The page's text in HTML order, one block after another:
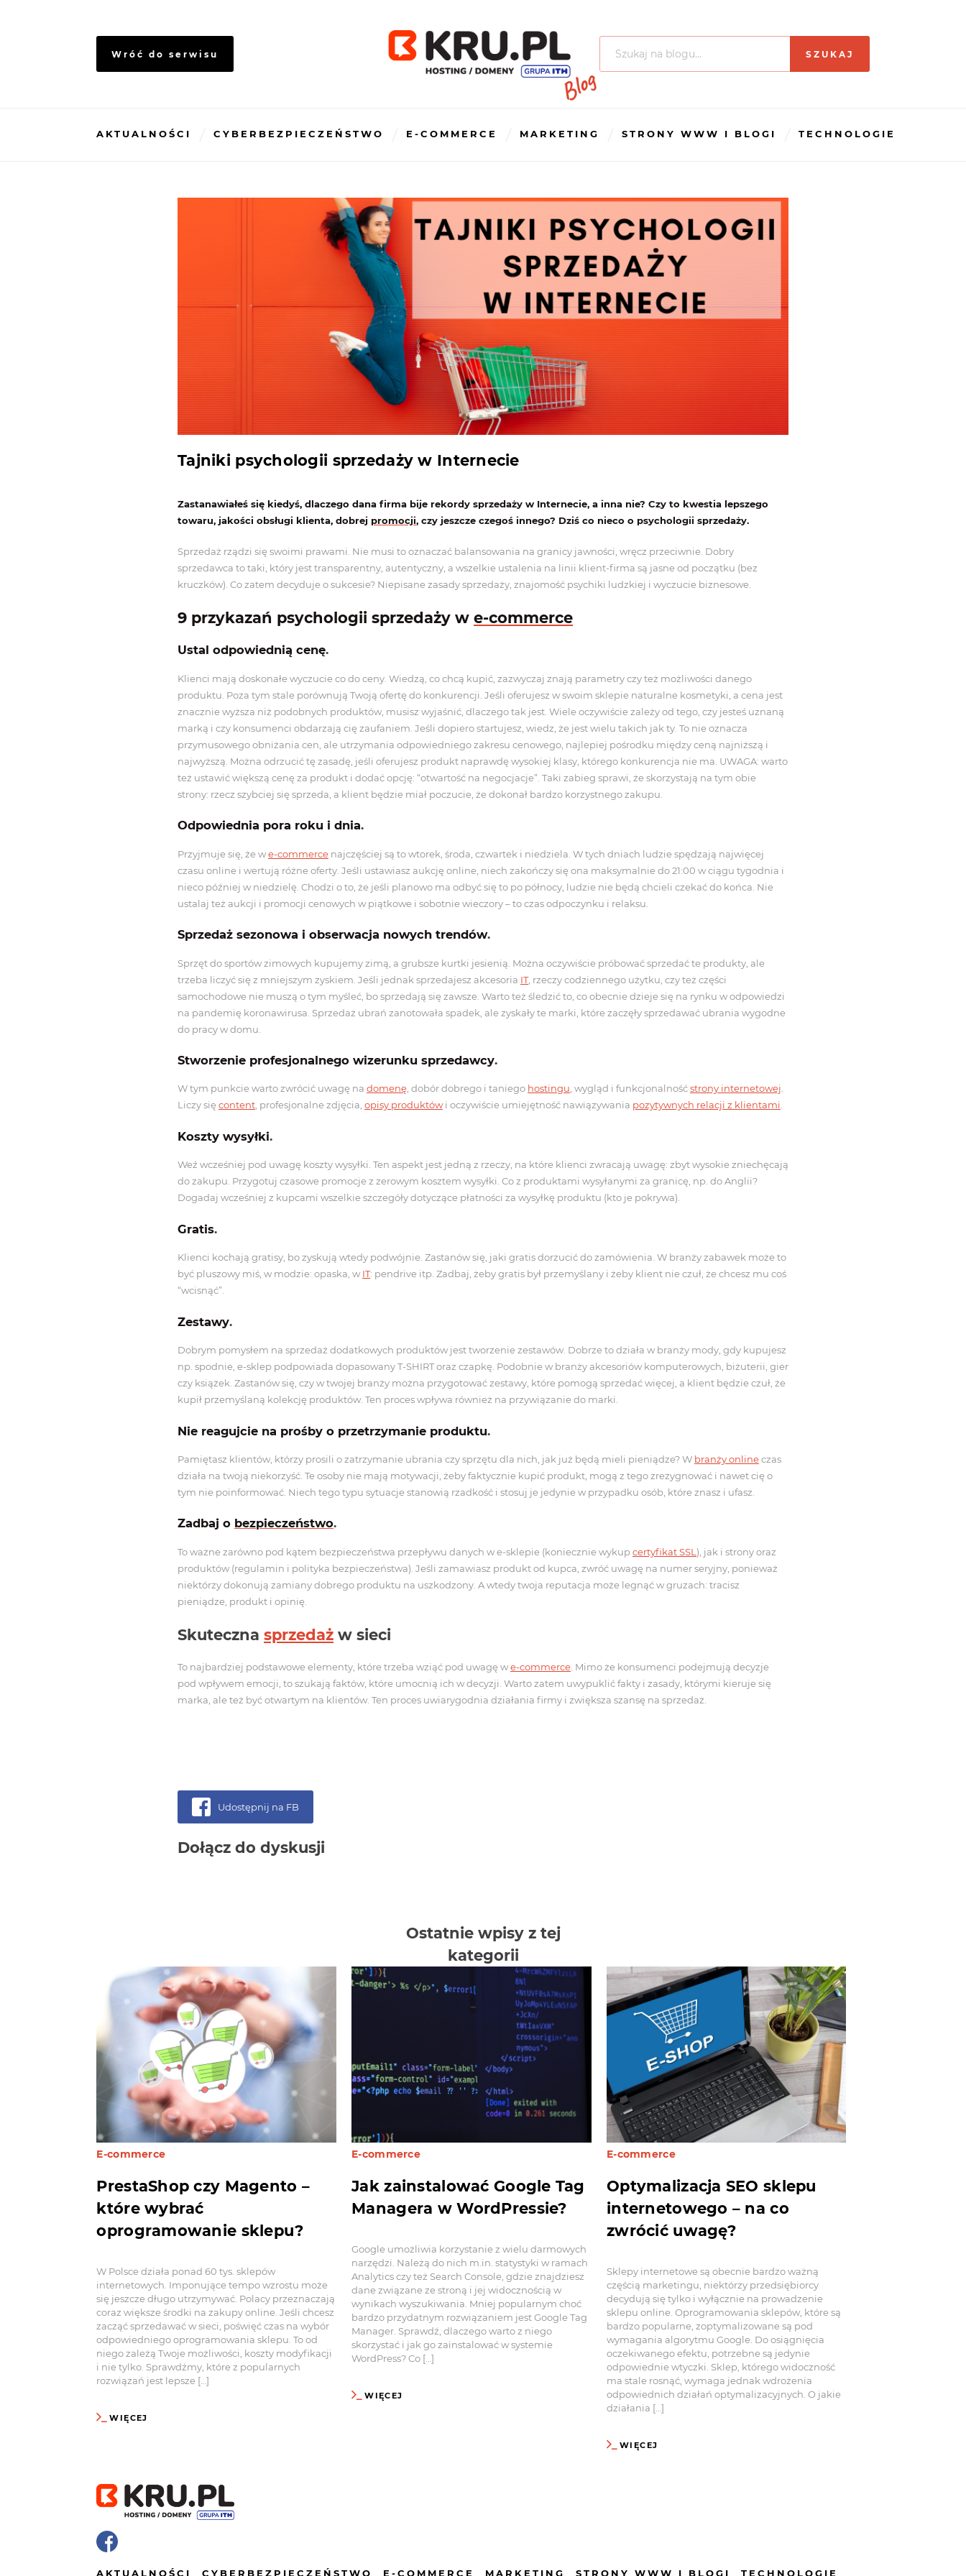
Wróć do serwisu
AKTUALNOŚCI CYBERBEZPIECZEŃSTWO E-COMMERCE MARKETING STRONY WWW I BLOGI TECHNOLOGIE
Tajniki psychologii sprzedaży w Internecie
Zastanawiałeś się kiedyś, dlaczego dana firma bije rekordy sprzedaży w Internecie, a inna nie? Czy to kwestia lepszego
towaru, jakości obsługi klienta, dobrej promocji, czy jeszcze czegoś innego? Dziś co nieco o psychologii sprzedaży.
Sprzedaż rządzi się swoimi prawami. Nie musi to oznaczać balansowania na granicy jawności, wręcz przeciwnie. Dobry
sprzedawca to taki, który jest transparentny, autentyczny, a wszelkie ustalenia na linii klient-firma są jasne od początku (bez
kruczków). Co zatem decyduje o sukcesie? Niepisane zasady sprzedaży, znajomość psychiki ludzkiej i wyczucie biznesowe.
9 przykazań psychologii sprzedaży w e-commerce
Ustal odpowiednią cenę.
Klienci mają doskonałe wyczucie co do ceny. Wiedzą, co chcą kupić, zazwyczaj znają parametry czy też możliwości danego
produktu. Poza tym stale porównują Twoją ofertę do konkurencji. Jeśli oferujesz w swoim sklepie naturalne kosmetyki, a cena jest
znacznie wyższa niż podobnych produktów, musisz wyjaśnić, dlaczego tak jest. Wiele oczywiście zależy od tego, czy jesteś uznaną
marką i czy konsumenci obdarzają cię zaufaniem. Jeśli dopiero startujesz, wiedz, że jest wielu takich jak ty. To nie oznacza
przymusowego obniżania cen, ale utrzymania odpowiedniego zakresu cenowego, najlepiej pośrodku między ceną najniższą i
najwyższą. Można odrzucić tę zasadę, jeśli oferujesz produkt naprawdę wysokiej klasy, którego konkurencja nie ma. UWAGA: warto
też ustawić większą cenę za produkt i dodać opcję: “otwartość na negocjacje”. Taki zabieg sprawi, że skorzystają na tym obie
strony: rzecz szybciej się sprzeda, a klient będzie miał poczucie, że dokonał bardzo korzystnego zakupu.
Odpowiednia pora roku i dnia.
Przyjmuje się, że we-commerce najczęściej są to wtorek, środa, czwartek i niedziela. W tych dniach ludzie spędzają najwięcej
czasu online i wertują różne oferty. Jeśli ustawiasz aukcję online, niech zakończy się ona maksymalnie do 21:00 w ciągu tygodnia i
nieco później w niedzielę. Chodzi o to, że jeśli planowo ma odbyć się to po północy, ludzie nie będą chcieli czekać do końca. Nie
ustalaj też aukcji i promocji cenowych w piątkowe i sobotnie wieczory – to czas odpoczynku i relaksu.
Sprzedaż sezonowa i obserwacja nowych trendów.
Sprzęt do sportów zimowych kupujemy zimą, a grubsze kurtki jesienią. Można oczywiście próbować sprzedać te produkty, ale
trzeba liczyć się z mniejszym zyskiem. Jeśli jednak sprzedajesz akcesoria IT, rzeczy codziennego użytku, czy też części
samochodowe nie muszą o tym myśleć, bo sprzedają się zawsze. Warto też śledzić to, co obecnie dzieje się na rynku w odpowiedzi
na pandemię koronawirusa. Sprzedaż ubrań zanotowała spadek, ale zyskały te marki, które zaczęły sprzedawać ubrania wygodne
do pracy w domu.
Stworzenie profesjonalnego wizerunku sprzedawcy.
W tym punkcie warto zwrócić uwagę na domenę, dobór dobrego i taniego hostingu, wygląd i funkcjonalnośćstrony internetowej.
Liczy się content, profesjonalne zdjęcia, opisy produktówi oczywiście umiejętność nawiązywania pozytywnych relacji z klientami.
Koszty wysyłki.
Weź wcześniej pod uwagę koszty wysyłki. Ten aspekt jest jedną z rzeczy, na które klienci zwracają uwagę: zbyt wysokie zniechęcają
do zakupu. Przygotuj czasowe promocje z zerowym kosztem wysyłki. Co z produktami wysyłanymi za granicę, np. do Anglii?
Dogadaj wcześniej z kupcami wszelkie szczegóły dotyczące płatności za wysyłkę produktu (kto je pokrywa).
Gratis.
Klienci kochają gratisy, bo zyskują wtedy podwójnie. Zastanów się, jaki gratis dorzucić do zamówienia. W branży zabawek może to
być pluszowy miś, w modzie: opaska, w IT: pendrive itp. Zadbaj, żeby gratis był przemyślany i żeby klient nie czuł, że chcesz mu coś
“wcisnąć”.
Zestawy.
Dobrym pomysłem na sprzedaż dodatkowych produktów jest tworzenie zestawów. Dobrze to działa w branży mody, gdy kupujesz
np. spodnie, e-sklep podpowiada dopasowany T-SHIRT oraz czapkę. Podobnie w branży akcesoriów komputerowych, biżuterii, gier
czy książek. Zastanów się, czy w twojej branży można przygotować zestawy, które pomogą sprzedać więcej, a klient będzie czuł, że
kupił przemyślaną kolekcję produktów. Ten proces wpływa również na przywiązanie do marki.
Nie reagujcie na prośby o przetrzymanie produktu.
Pamiętasz klientów, którzy prosili o zatrzymanie ubrania czy sprzętu dla nich, jak już będą mieli pieniądze? W branży onlineczas
działa na twoją niekorzyść. Te osoby nie mają motywacji, żeby faktycznie kupić produkt, mogą z tego zrezygnować i nawet cię o
tym nie poinformować. Niech tego typu sytuacje stanowią rzadkość i stosuj je jedynie w przypadku osób, które znasz i ufasz.
Zadbaj o bezpieczeństwo.
To ważne zarówno pod kątem bezpieczeństwa przepływu danych w e-sklepie (koniecznie wykup certyfikat SSL ), jak i strony oraz
produktów (regulamin i polityka bezpieczeństwa). Jeśli zamawiasz produkt od kupca, zwróć uwagę na numer seryjny, ponieważ
niektórzy dokonują zamiany dobrego produktu na uszkodzony. A wtedy twoja reputacja może legnąć w gruzach: tracisz
pieniądze, produkt i opinię.
Skuteczna sprzedaż w sieci
To najbardziej podstawowe elementy, które trzeba wziąć pod uwagę we-commerce . Mimo że konsumenci podejmują decyzje
pod wpływem emocji, to szukają faktów, które umocnią ich w decyzji. Warto zatem uwypuklić fakty i zasady, którymi kieruje się
marka, ale też być otwartym na klientów. Ten proces uwiarygodnia działania firmy i zwiększa szansę na sprzedaż.
Udostępnij na FB
Dołącz do dyskusji
Ostatnie wpisy z tej
kategorii
E-commerce
PrestaShop czy Magento –
które wybrać
oprogramowanie sklepu?
W Polsce działa ponad 60 tys. sklepów
internetowych. Imponujące tempo wzrostu może
się jeszcze długo utrzymywać. Polacy przeznaczają
coraz większe środki na zakupy online. Jeśli chcesz
zacząć sprzedawać w sieci, poświęć czas na wybór
odpowiedniego oprogramowania sklepu. To od
niego zależą Twoje możliwości, koszty modyfikacji
i nie tylko. Sprawdźmy, które z popularnych
rozwiązań jest lepsze […]
WIĘCEJ
E-commerce
Jak zainstalować Google Tag
Managera w WordPressie?
Google umożliwia korzystanie z wielu darmowych
narzędzi. Należą do nich m.in. statystyki w ramach
Analytics czy też Search Console, gdzie znajdziesz
dane związane ze stroną i jej widocznością w
wynikach wyszukiwania. Mniej popularnym choć
bardzo przydatnym rozwiązaniem jest Google Tag
Manager. Sprawdź, dlaczego warto z niego
skorzystać i jak go zainstalować w systemie
WordPress? Co […]
WIĘCEJ
E-commerce
Optymalizacja SEO sklepu
internetowego – na co
zwrócić uwagę?
Sklepy internetowe są obecnie bardzo ważną
częścią marketingu, niektórzy przedsiębiorcy
decydują się tylko i wyłącznie na prowadzenie
sklepu online. Oprogramowania sklepów, które są
bardzo popularne, zoptymalizowane są pod
wymagania algorytmu Google. Do osiągnięcia
oczekiwanego efektu, potrzebne są jedynie
odpowiednie wtyczki. Sklep, którego widoczność
ma stale rosnąć, wymaga jednak wdrożenia
odpowiednich działań optymalizacyjnych. O jakie
działania […]
WIĘCEJ
AKTUALNOŚCI CYBERBEZPIECZEŃSTWO E-COMMERCE MARKETING STRONY WWW I BLOGI TECHNOLOGIE